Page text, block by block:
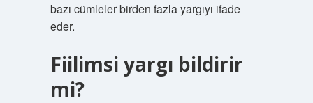
bazı cümleler birden fazla yargıyı ifade
eder.
Fiilimsi yargı bildirir
mi?